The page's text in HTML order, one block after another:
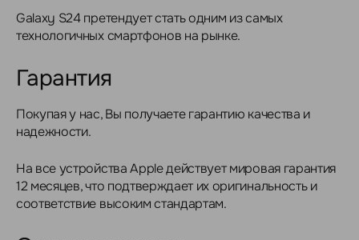
Galaxy S24 претендует стать одним из самых
технологичных смартфонов на рынке.
Гарантия
Покупая у нас, Вы получаете гарантию качества и
надежности.
На все устройства Apple действует мировая гарантия
12 месяцев, что подтверждает их оригинальность и
соответствие высоким стандартам.